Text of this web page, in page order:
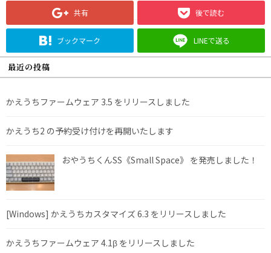
共有 後で読む
ブックマーク LINEで送る
最近の投稿
かえうちファームウェア 3.5 をリリースしました
かえうち2 の予約受け付けを再開いたします
おやうちくんSS《Small Space》 を発売しました！
[Windows] かえうちカスタマイズ 6.3 をリリースしました
かえうちファームウェア 4.1β をリリースしました